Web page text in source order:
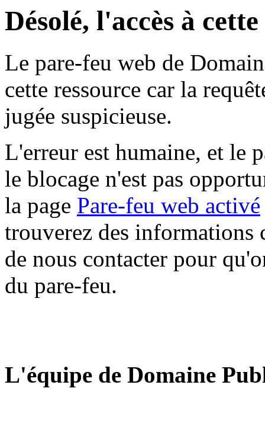
Désolé, l'accès à
Le pare-feu web de
cette ressource car la
jugée suspicieuse.
L'erreur est humaine, et le
le blocage n'est pas
la page Pare-feu web activé
trouverez des informations
de nous contacter pour
du pare-feu.
L'équipe de Domaine